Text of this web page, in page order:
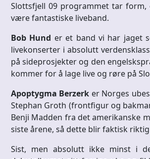
Slottsfjell 09 programmet tar
være fantastiske liveband.
Bob Hund er et band vi har jaget
livekonserter i absolutt
på sideprosjekter og den
kommer for å lage live og røre på
Apoptygma Berzerk er Norges
Stephan Groth (frontfigur og
Benji Madden fra det amerikanske
siste årene, så dette blir faktisk
Sist, men absolutt ikke minst i